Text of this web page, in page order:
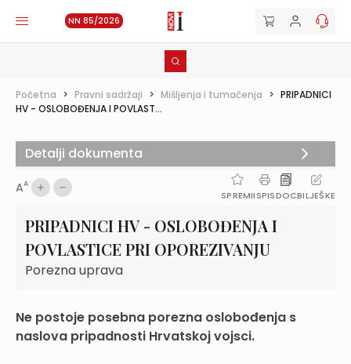
NN 85/2026
Početna > Pravni sadržaji > Mišljenja i tumačenja > PRIPADNICI
HV - OSLOBOĐENJA I POVLAST...
AA
SPREMIISPISDOCBILJEŠKE
PRIPADNICI HV - OSLOBOĐENJA I
POVLASTICE PRI OPOREZIVANJU
Porezna uprava
Ne postoje posebna porezna oslobođenja s
naslova pripadnosti Hrvatskoj vojsci.
Detalji dokumenta